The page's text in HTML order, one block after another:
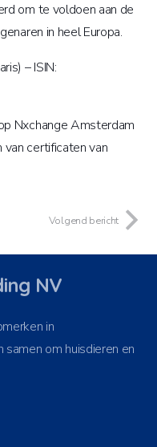
om te voldoen aan de
in heel Europa.
– ISIN:
Nxchange Amsterdam
certificaten van
Volgend bericht
NV
in
om huisdieren en